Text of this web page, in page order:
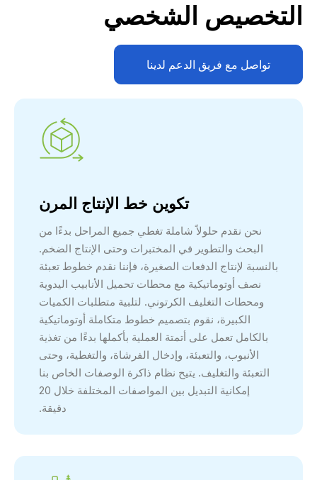
التخصيص الشخصي
تواصل مع فريق الدعم لدينا
تكوين خط الإنتاج المرن
نحن نقدم حلولاً شاملة تغطي جميع المراحل بدءًا من
البحث والتطوير في المختبرات وحتى الإنتاج الضخم.
بالنسبة لإنتاج الدفعات الصغيرة، فإننا نقدم خطوط تعبئة
نصف أوتوماتيكية مع محطات تحميل الأنابيب اليدوية
ومحطات التغليف الكرتوني. لتلبية متطلبات الكميات
الكبيرة، نقوم بتصميم خطوط متكاملة أوتوماتيكية
بالكامل تعمل على أتمتة العملية بأكملها بدءًا من تغذية
الأنبوب، والتعبئة، وإدخال الفرشاة، والتغطية، وحتى
التعبئة والتغليف. يتيح نظام ذاكرة الوصفات الخاص بنا
إمكانية التبديل بين المواصفات المختلفة خلال 20
دقيقة.